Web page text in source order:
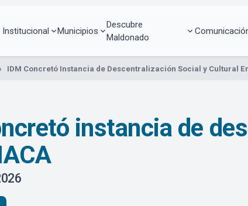
Institucional Municipios
Descubre
Maldonado
IDM Concretó Instancia de Descentralización Social y Cultural
instancia de